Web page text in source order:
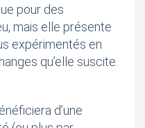
pour des
mais elle présente
expérimentés en
qu’elle suscite.
d’une